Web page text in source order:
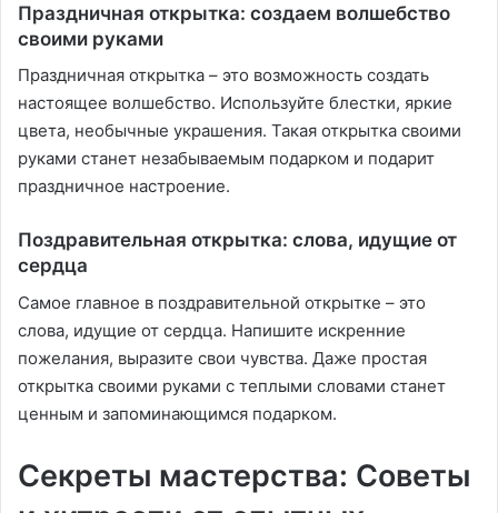
Праздничная открытка: создаем волшебство
своими руками
Праздничная открытка – это возможность создать
настоящее волшебство. Используйте блестки, яркие
цвета, необычные украшения. Такая открытка своими
руками станет незабываемым подарком и подарит
праздничное настроение.
Поздравительная открытка: слова, идущие от
сердца
Самое главное в поздравительной открытке – это
слова, идущие от сердца. Напишите искренние
пожелания, выразите свои чувства. Даже простая
открытка своими руками с теплыми словами станет
ценным и запоминающимся подарком.
Секреты мастерства: Советы